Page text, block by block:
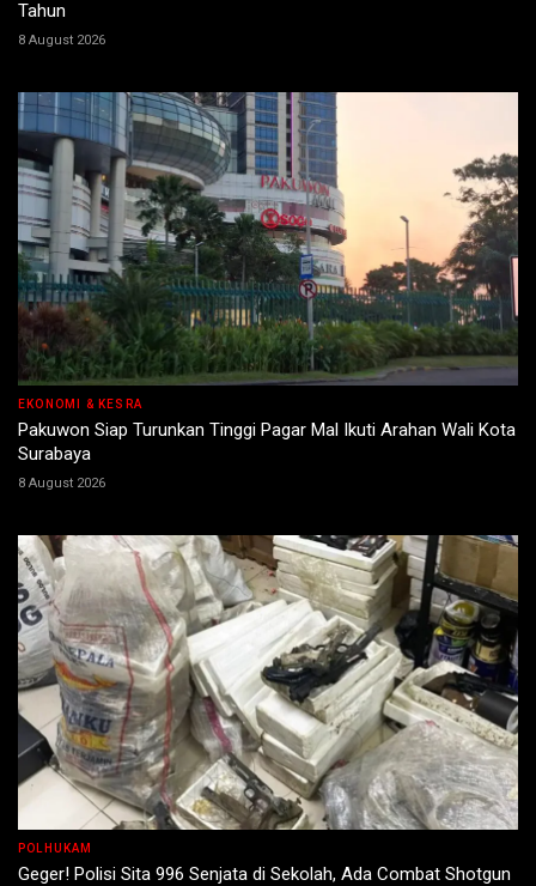
Tahun
8 August 2026
EKONOMI & KESRA
Pakuwon Siap Turunkan Tinggi Pagar Mal Ikuti Arahan Wali Kota
Surabaya
8 August 2026
POLHUKAM
Geger! Polisi Sita 996 Senjata di Sekolah, Ada Combat Shotgun